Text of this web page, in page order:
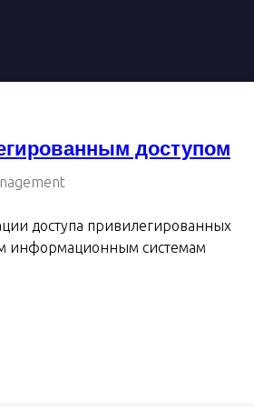
доступом
доступа привилегированных
информационным системам